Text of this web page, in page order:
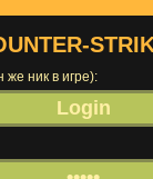
же ник в игре):